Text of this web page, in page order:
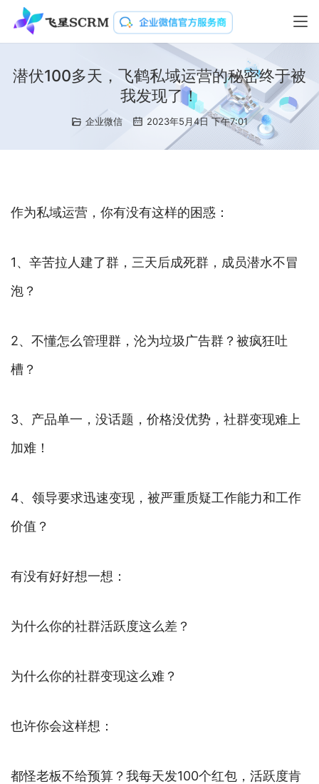
潜伏100多天，飞鹤私域运营的秘密终于被
我发现了！
企业微信 2023年5月4日 下午7:01
作为私域运营，你有没有这样的困惑：
1、辛苦拉人建了群，三天后成死群，成员潜水不冒
泡？
2、不懂怎么管理群，沦为垃圾广告群？被疯狂吐
槽？
3、产品单一，没话题，价格没优势，社群变现难上
加难！
4、领导要求迅速变现，被严重质疑工作能力和工作
价值？
有没有好好想一想：
为什么你的社群活跃度这么差？
为什么你的社群变现这么难？
也许你会这样想：
都怪老板不给预算？我每天发100个红包，活跃度肯